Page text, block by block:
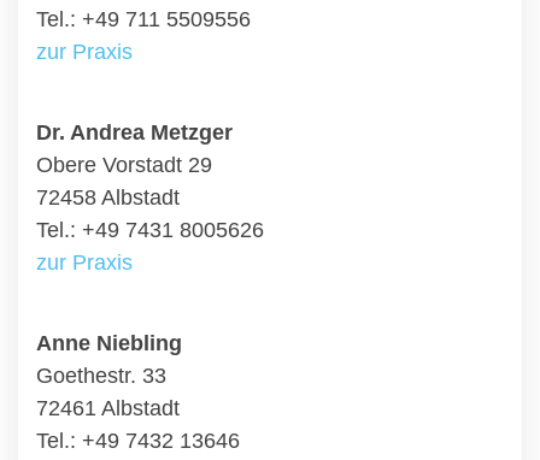
Tel.: +49 711 5509556
zur Praxis
Dr. Andrea Metzger
Obere Vorstadt 29
72458 Albstadt
Tel.: +49 7431 8005626
zur Praxis
Anne Niebling
Goethestr. 33
72461 Albstadt
Tel.: +49 7432 13646